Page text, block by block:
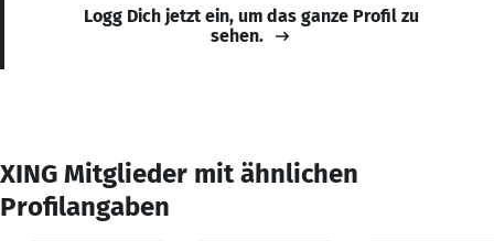
Logg Dich jetzt ein, um das ganze Profil zu
sehen.
XING Mitglieder mit ähnlichen
Profilangaben